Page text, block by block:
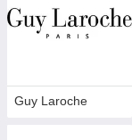
Guy Laroche